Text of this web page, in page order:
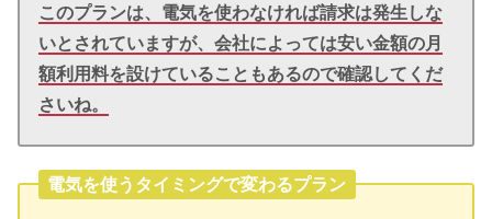
このプランは、電気を使わなければ請求は発生しな
いとされていますが、会社によっては安い金額の月
額利用料を設けていることもあるので確認してくだ
さいね。
電気を使うタイミングで変わるプラン